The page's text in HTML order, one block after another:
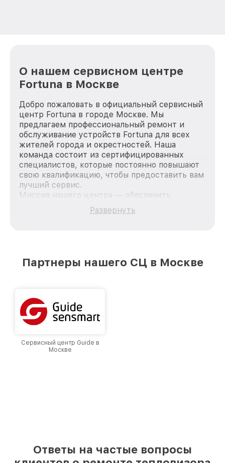
О нашем сервисном центре
Fortuna в Москве
Добро пожаловать в официальный сервисный
центр Fortuna в городе Москве. Мы
предлагаем профессиональный ремонт и
обслуживание устройств Fortuna для всех
жителей города и окрестностей. Наша
команда состоит из сертифицированных
специалистов, которые постоянно повышают
свою квалификацию, чтобы предоставить вам
лучший сервис.
Миссия нашего центра — обеспечить
качественный и доступный ремонт для
каждого пользователя продукции Fortuna, вне
лучшим сервисным центром Fortuna в городе
Развернуть
Партнеры нашего СЦ в Москве
Сервисный центр Guide в
Москве
Ответы на частые вопросы